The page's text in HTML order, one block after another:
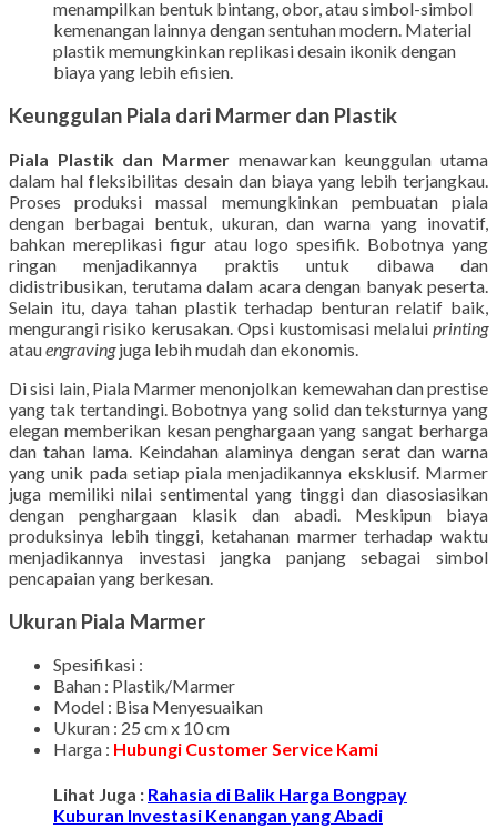
menampilkan bentuk bintang, obor, atau simbol-simbol
kemenangan lainnya dengan sentuhan modern. Material
plastik memungkinkan replikasi desain ikonik dengan
biaya yang lebih efisien.
Keunggulan Piala dari Marmer dan Plastik
Piala Plastik dan Marmer menawarkan keunggulan utama
dalam hal fleksibilitas desain dan biaya yang lebih terjangkau.
Proses produksi massal memungkinkan pembuatan piala
dengan berbagai bentuk, ukuran, dan warna yang inovatif,
bahkan mereplikasi figur atau logo spesifik. Bobotnya yang
ringan menjadikannya praktis untuk dibawa dan
didistribusikan, terutama dalam acara dengan banyak peserta.
Selain itu, daya tahan plastik terhadap benturan relatif baik,
mengurangi risiko kerusakan. Opsi kustomisasi melalui printing
atauengravingjuga lebih mudah dan ekonomis.
Di sisi lain, Piala Marmer menonjolkan kemewahan dan prestise
yang tak tertandingi. Bobotnya yang solid dan teksturnya yang
elegan memberikan kesan penghargaan yang sangat berharga
dan tahan lama. Keindahan alaminya dengan serat dan warna
yang unik pada setiap piala menjadikannya eksklusif. Marmer
juga memiliki nilai sentimental yang tinggi dan diasosiasikan
dengan penghargaan klasik dan abadi. Meskipun biaya
produksinya lebih tinggi, ketahanan marmer terhadap waktu
menjadikannya investasi jangka panjang sebagai simbol
pencapaian yang berkesan.
Ukuran Piala Marmer
Spesifikasi :
Bahan : Plastik/Marmer
Model : Bisa Menyesuaikan
Ukuran : 25 cm x 10 cm
Harga : Hubungi Customer Service Kami
Lihat Juga : Rahasia di Balik Harga Bongpay
Kuburan Investasi Kenangan yang Abadi